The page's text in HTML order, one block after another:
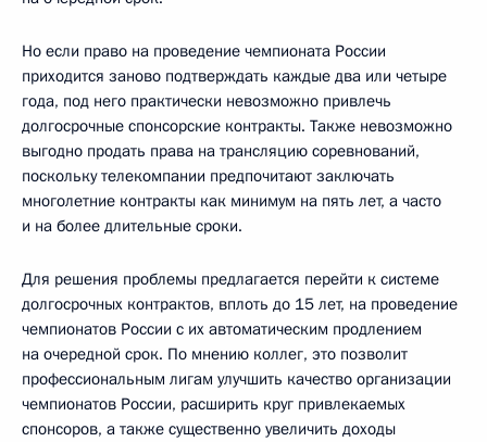
Но если право на проведение чемпионата России
приходится заново подтверждать каждые два или четыре
года, под него практически невозможно привлечь
долгосрочные спонсорские контракты. Также невозможно
выгодно продать права на трансляцию соревнований,
поскольку телекомпании предпочитают заключать
многолетние контракты как минимум на пять лет, а часто
и на более длительные сроки.
Для решения проблемы предлагается перейти к системе
долгосрочных контрактов, вплоть до 15 лет, на проведение
чемпионатов России с их автоматическим продлением
на очередной срок. По мнению коллег, это позволит
профессиональным лигам улучшить качество организации
чемпионатов России, расширить круг привлекаемых
спонсоров, а также существенно увеличить доходы